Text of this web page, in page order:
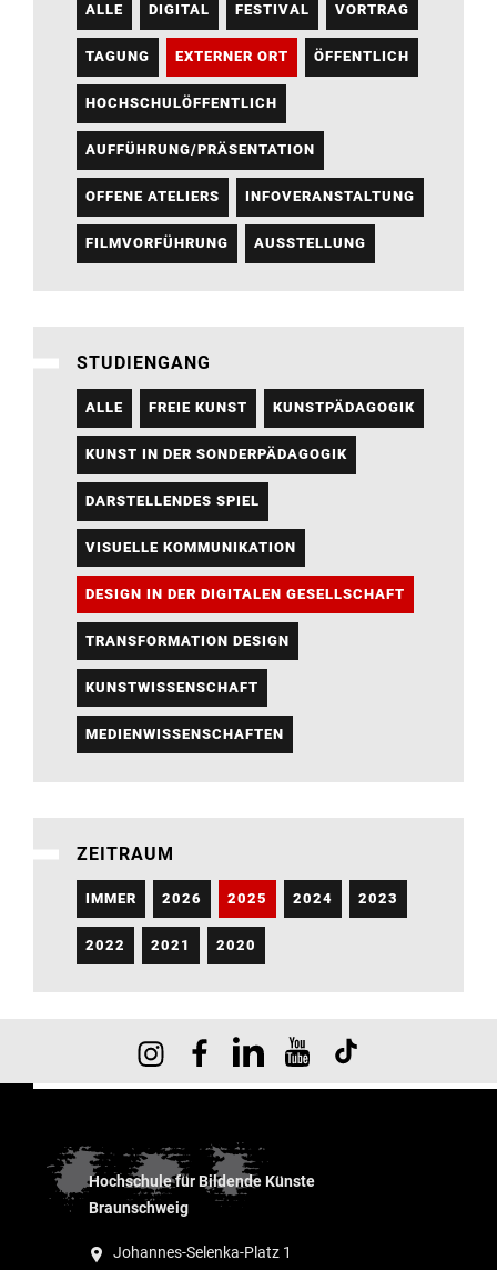
ALLE DIGITAL FESTIVAL VORTRAG
TAGUNG EXTERNER ORT ÖFFENTLICH
HOCHSCHULÖFFENTLICH
AUFFÜHRUNG/PRÄSENTATION
OFFENE ATELIERS INFOVERANSTALTUNG
FILMVORFÜHRUNG AUSSTELLUNG
STUDIENGANG
ALLE FREIE KUNST KUNSTPÄDAGOGIK
KUNST IN DER SONDERPÄDAGOGIK
DARSTELLENDES SPIEL
VISUELLE KOMMUNIKATION
DESIGN IN DER DIGITALEN GESELLSCHAFT
TRANSFORMATION DESIGN
KUNSTWISSENSCHAFT
MEDIENWISSENSCHAFTEN
ZEITRAUM
IMMER 2026 2025 2024 2023
2022 2021 2020
Hochschule für Bildende Künste
Braunschweig
Johannes-Selenka-Platz 1